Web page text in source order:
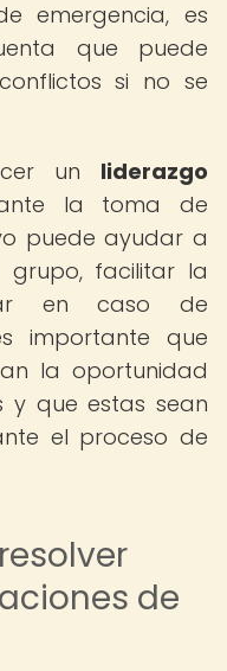
emergencia, es
que puede
si no se
un liderazgo
la toma de
puede ayudar a
grupo, facilitar la
en caso de
importante que
la oportunidad
y que estas sean
el proceso de
de